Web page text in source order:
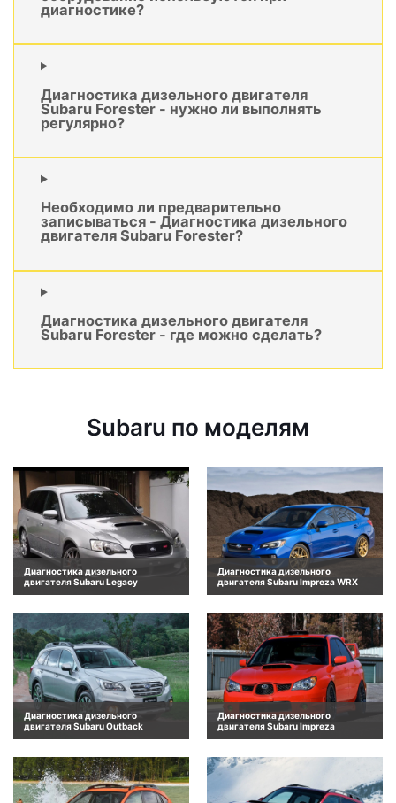
диагностике?
Диагностика дизельного двигателя
Subaru Forester - нужно ли выполнять
регулярно?
Необходимо ли предварительно
записываться - Диагностика дизельного
двигателя Subaru Forester?
Диагностика дизельного двигателя
Subaru Forester - где можно сделать?
Subaru по моделям
Диагностика дизельного
двигателя Subaru Legacy
Диагностика дизельного
двигателя Subaru Impreza WRX
Диагностика дизельного
двигателя Subaru Outback
Диагностика дизельного
двигателя Subaru Impreza